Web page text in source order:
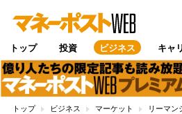
トップ 投資 ビジネス キャ
トップ ビジネス マーケット リーマ